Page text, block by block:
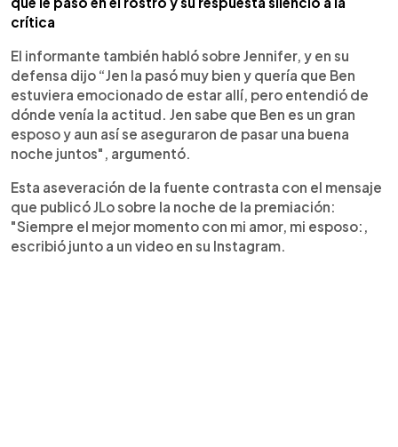
crítica
El informante también habló sobre Jennifer, y en su
defensa dijo “Jen la pasó muy bien y quería que Ben
estuviera emocionado de estar allí, pero entendió de
dónde venía la actitud. Jen sabe que Ben es un gran
esposo y aun así se aseguraron de pasar una buena
noche juntos", argumentó.
Esta aseveración de la fuente contrasta con el mensaje
que publicó JLo sobre la noche de la premiación:
"Siempre el mejor momento con mi amor, mi esposo:,
escribió junto a un video en su Instagram.